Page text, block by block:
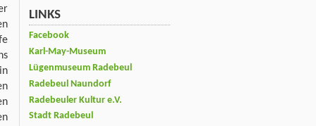
LINKS
Facebook
Karl-May-Museum
Lügenmuseum Radebeul
Radebeul Naundorf
Radebeuler Kultur e.V.
Stadt Radebeul